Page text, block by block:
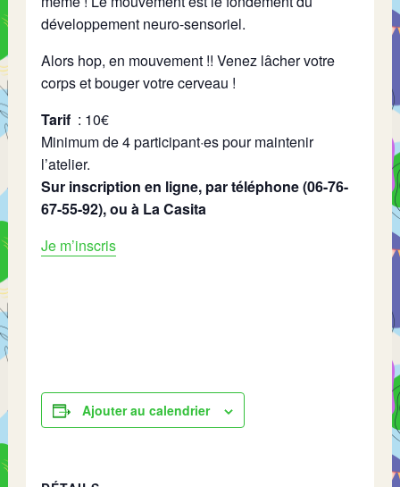
développement neuro-sensoriel.
Alors hop, en mouvement !! Venez lâcher votre
corps et bouger votre cerveau !
Tarif : 10€
Minimum de 4 participant·es pour maintenir
l’atelier.
Sur inscription en ligne, par téléphone (06-76-
67-55-92), ou à La Casita
Je m’inscris
Ajouter au calendrier